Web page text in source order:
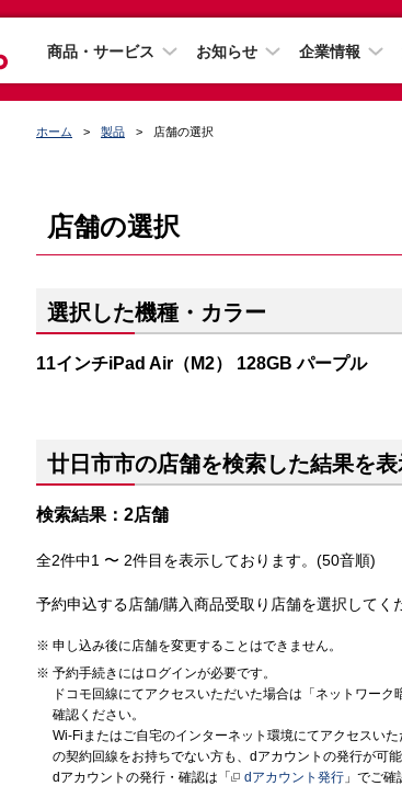
商品・サービス お知らせ 企業情報
ホーム 製品 店舗の選択
店舗の選択
選択した機種・カラー
11インチiPad Air（M2） 128GB パープル
廿日市市の店舗を検索した結果を
検索結果：2店舗
全2件中1 〜 2件目を表示しております。(50音順)
予約申込する店舗/購入商品受取り店舗を選択してく
申し込み後に店舗を変更することはできません。
予約手続きにはログインが必要です。
ドコモ回線にてアクセスいただいた場合は「ネットワー
確認ください。
Wi-Fiまたはご自宅のインターネット環境にてアクセスい
の契約回線をお持ちでない方も、dアカウントの発行が可能
dアカウントの発行・確認は「
dアカウント発行 」でご確